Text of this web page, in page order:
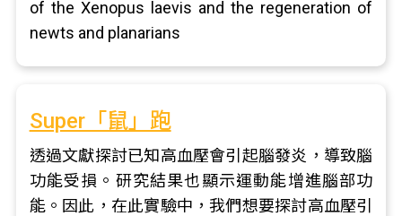
of the Xenopus laevis and the regeneration of
newts and planarians
Super「鼠」跑
透過文獻探討已知高血壓會引起腦發炎，導致腦
功能受損。研究結果也顯示運動能增進腦部功
能。因此，在此實驗中，我們想要探討高血壓引